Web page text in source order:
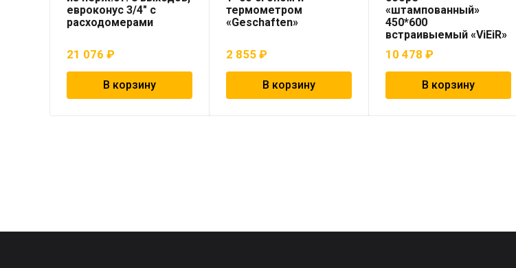
евроконус 3/4″ с
расходомерами
21 076 ₽
В корзину
термометром
«Geschaften»
2 855₽
В корзину
«штампованный»
450*600
встраивыемый «ViEiR»
10 478₽
В корзину